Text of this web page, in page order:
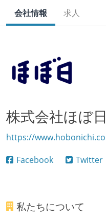
会社情報 求人
株式会社ほぼ日
https://
Facebook
Twitter
私たちについて